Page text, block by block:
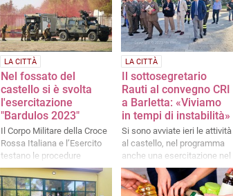
LA CITTÀ
Nel fossato del
castello si è svolta
l'esercitazione
"Bardulos 2023"
Il Corpo Militare della Croce
Rossa Italiana e l’Esercito
testano le procedure
tattiche e di soccorso del
personale
LA CITTÀ
Il sottosegretario
Rauti al convegno CRI
a Barletta: «Viviamo
in tempi di instabilità»
Si sono avviate ieri le attività
al castello, nel programma
anche una esercitazione nel
fossato con l'Esercito